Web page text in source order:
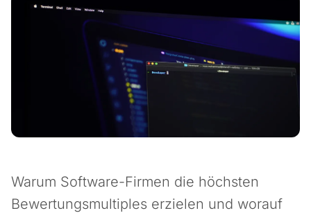
Warum Software-Firmen die höchsten
Bewertungsmultiples erzielen und worauf